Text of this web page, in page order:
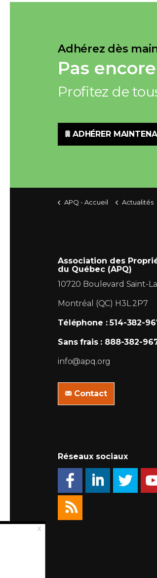
Adhérez dès
Pas
Profitez de
ADHÉRER
APQ - Accueil Actualités
Association des
du Québec (APQ)
10720 Boulevard Saint-
Montréal (QC) H3L 2P7
Téléphone : 514-382-
Sans frais : 888-382-
info@apq.org
Contact
Réseaux sociaux